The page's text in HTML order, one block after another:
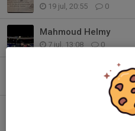
19 jul, 20:55 0
Mahmoud Helmy
7 jul, 13:08 0
Presentationer som
0
Lyckeby Golf